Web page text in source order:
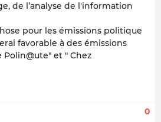
de l’analyse de l'information
pour les émissions politique
favorable à des émissions
Polin@ute" et " Chez
0